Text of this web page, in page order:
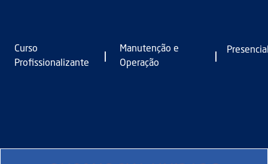
Curso
Profissionalizante
|
Manutenção e
Operação
|